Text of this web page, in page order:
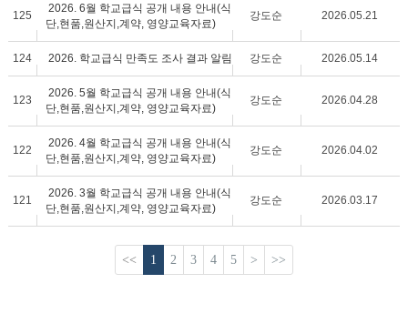
125
2026. 6월 학교급식 공개 내용 안내(식
단,현품,원산지,계약, 영양교육자료)
강도순 2026.05.21
124 2026. 학교급식 만족도 조사 결과 알림 강도순 2026.05.14
123
2026. 5월 학교급식 공개 내용 안내(식
단,현품,원산지,계약, 영양교육자료)
강도순 2026.04.28
122
2026. 4월 학교급식 공개 내용 안내(식
단,현품,원산지,계약, 영양교육자료)
강도순 2026.04.02
121
2026. 3월 학교급식 공개 내용 안내(식
단,현품,원산지,계약, 영양교육자료)
강도순 2026.03.17
<< 1 2 3 4 5 > >>